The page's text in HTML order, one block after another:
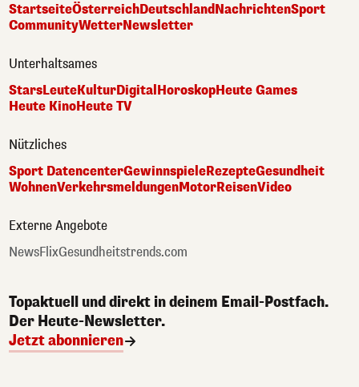
StartseiteÖsterreichDeutschlandNachrichtenSport
CommunityWetterNewsletter
Unterhaltsames
StarsLeuteKulturDigital HoroskopHeute Games
Heute KinoHeute TV
Nützliches
Sport DatencenterGewinnspieleRezepteGesundheit
WohnenVerkehrsmeldungenMotorReisenVideo
Externe Angebote
NewsFlixGesundheitstrends.com
Topaktuell und direkt in deinem Email-Postfach.
Der Heute-Newsletter.
Jetzt abonnieren